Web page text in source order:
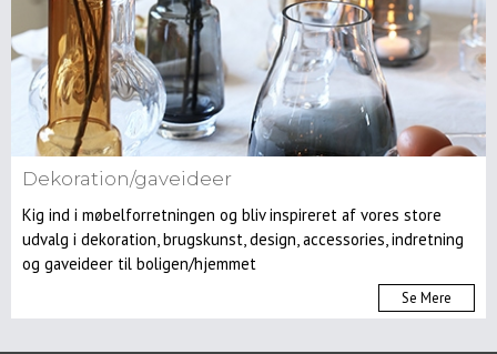
Dekoration/gaveideer
Kig ind i møbelforretningen og bliv inspireret af vores store
udvalg i dekoration, brugskunst, design, accessories, indretning
og gaveideer til boligen/hjemmet
Se Mere